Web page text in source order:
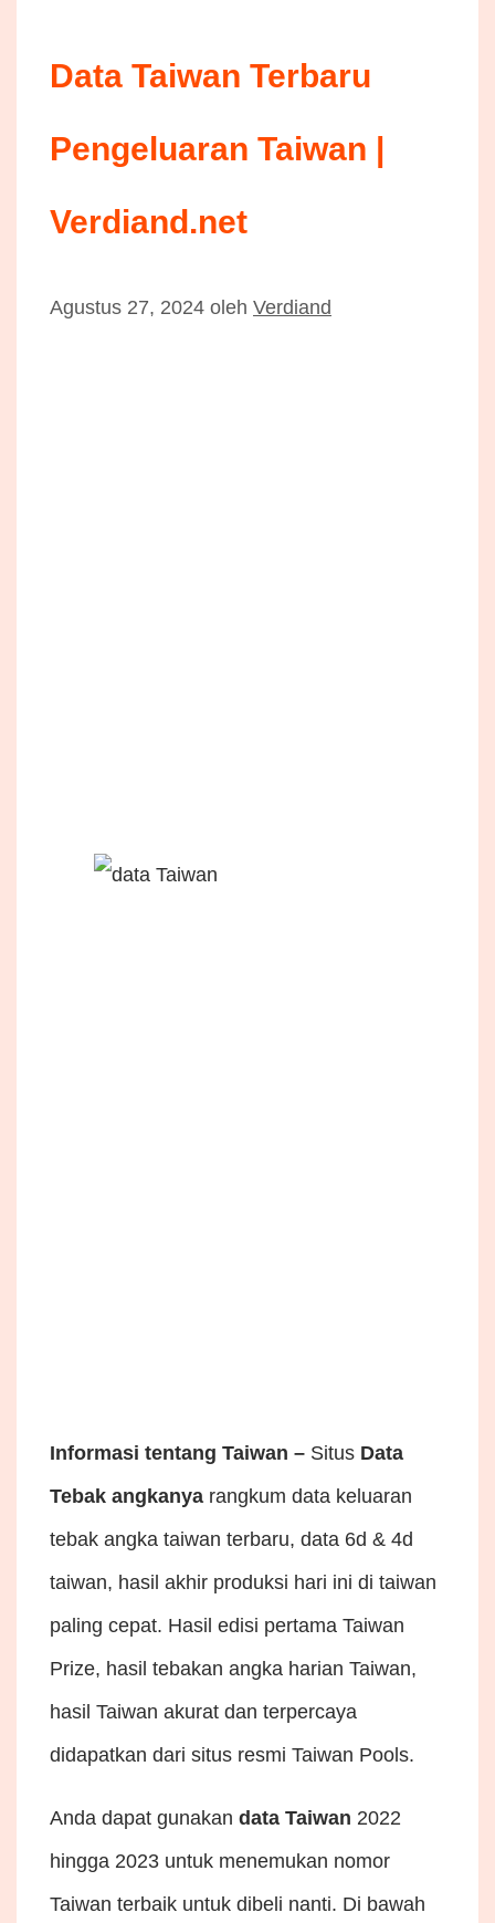
Data Taiwan Terbaru
Pengeluaran Taiwan |
Verdiand.net
Agustus 27, 2024 oleh Verdiand
Informasi tentang Taiwan – Situs Data
Tebak angkanya rangkum data keluaran
tebak angka taiwan terbaru, data 6d & 4d
taiwan, hasil akhir produksi hari ini di taiwan
paling cepat. Hasil edisi pertama Taiwan
Prize, hasil tebakan angka harian Taiwan,
hasil Taiwan akurat dan terpercaya
didapatkan dari situs resmi Taiwan Pools.
Anda dapat gunakan data Taiwan 2022
hingga 2023 untuk menemukan nomor
Taiwan terbaik untuk dibeli nanti. Di bawah